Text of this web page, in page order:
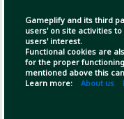
Gameplify and its third
users' on site activities
users' interest.
Functional cookies are
for the proper
mentioned above this
Learn more: About us
(1) Copy Link